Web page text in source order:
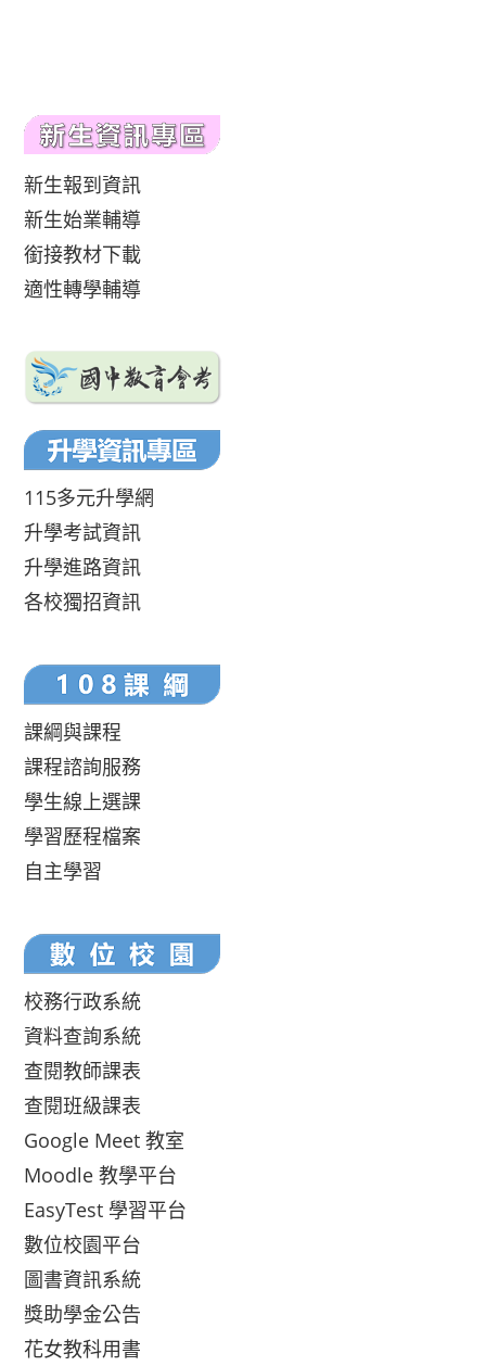
新生報到資訊
新生始業輔導
銜接教材下載
適性轉學輔導
115多元升學網
升學考試資訊
升學進路資訊
各校獨招資訊
課綱與課程
課程諮詢服務
學生線上選課
學習歷程檔案
自主學習
校務行政系統
資料查詢系統
查閱教師課表
查閱班級課表
Google Meet 教室
Moodle 教學平台
EasyTest 學習平台
數位校園平台
圖書資訊系統
獎助學金公告
花女教科用書